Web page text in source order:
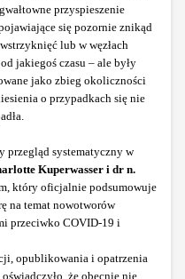
przyspieszenie
się pozornie znikąd
lub w węzłach
jakiegoś czasu – ale były
jako zbieg okoliczności
o przypadkach się nie
przegląd systematyczny w
Kuperwasser i dr n.
który oficjalnie podsumowuje
na temat nowotworów
przeciwko COVID-19 i
opublikowania i opatrzenia
że obecnie nie